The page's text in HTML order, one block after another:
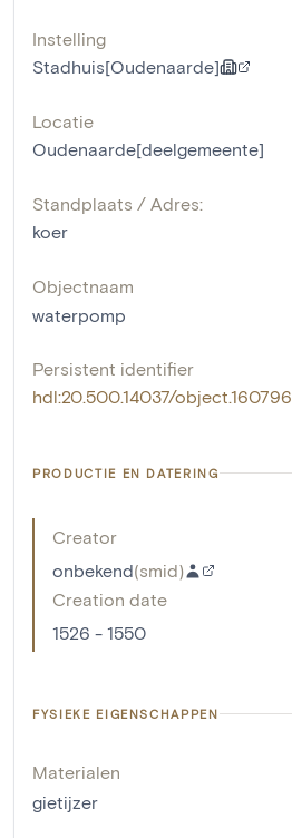
Instelling
Stadhuis[Oudenaarde]
Locatie
Oudenaarde[deelgemeente]
Standplaats / Adres:
koer
Objectnaam
waterpomp
Persistent identifier
hdl:20.500.14037/object.160796
PRODUCTIE EN DATERING
Creator
onbekend(smid)
Creation date
1526 - 1550
FYSIEKE EIGENSCHAPPEN
Materialen
gietijzer